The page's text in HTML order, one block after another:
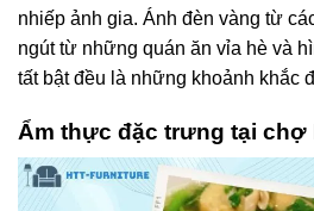
nhiếp ảnh gia. Ánh đèn vàng từ
ngút từ những quán ăn vỉa hè và
tất bật đều là những khoảnh khắc
Ẩm thực đặc trưng tại chợ